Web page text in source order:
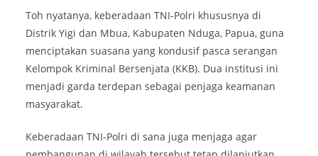
Toh nyatanya, keberadaan TNI-Polri khususnya di
Distrik Yigi dan Mbua, Kabupaten Nduga, Papua, guna
menciptakan suasana yang kondusif pasca serangan
Kelompok Kriminal Bersenjata (KKB). Dua institusi ini
menjadi garda terdepan sebagai penjaga keamanan
masyarakat.
Keberadaan TNI-Polri di sana juga menjaga agar